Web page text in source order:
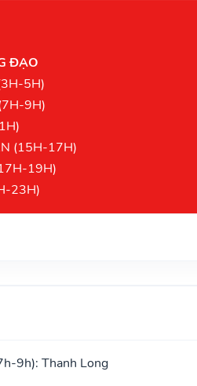
ĐẠO
5H)
9H)
(15H-17H)
19H)
23H)
9h): Thanh Long